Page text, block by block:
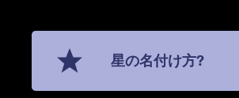
星の名付け方?